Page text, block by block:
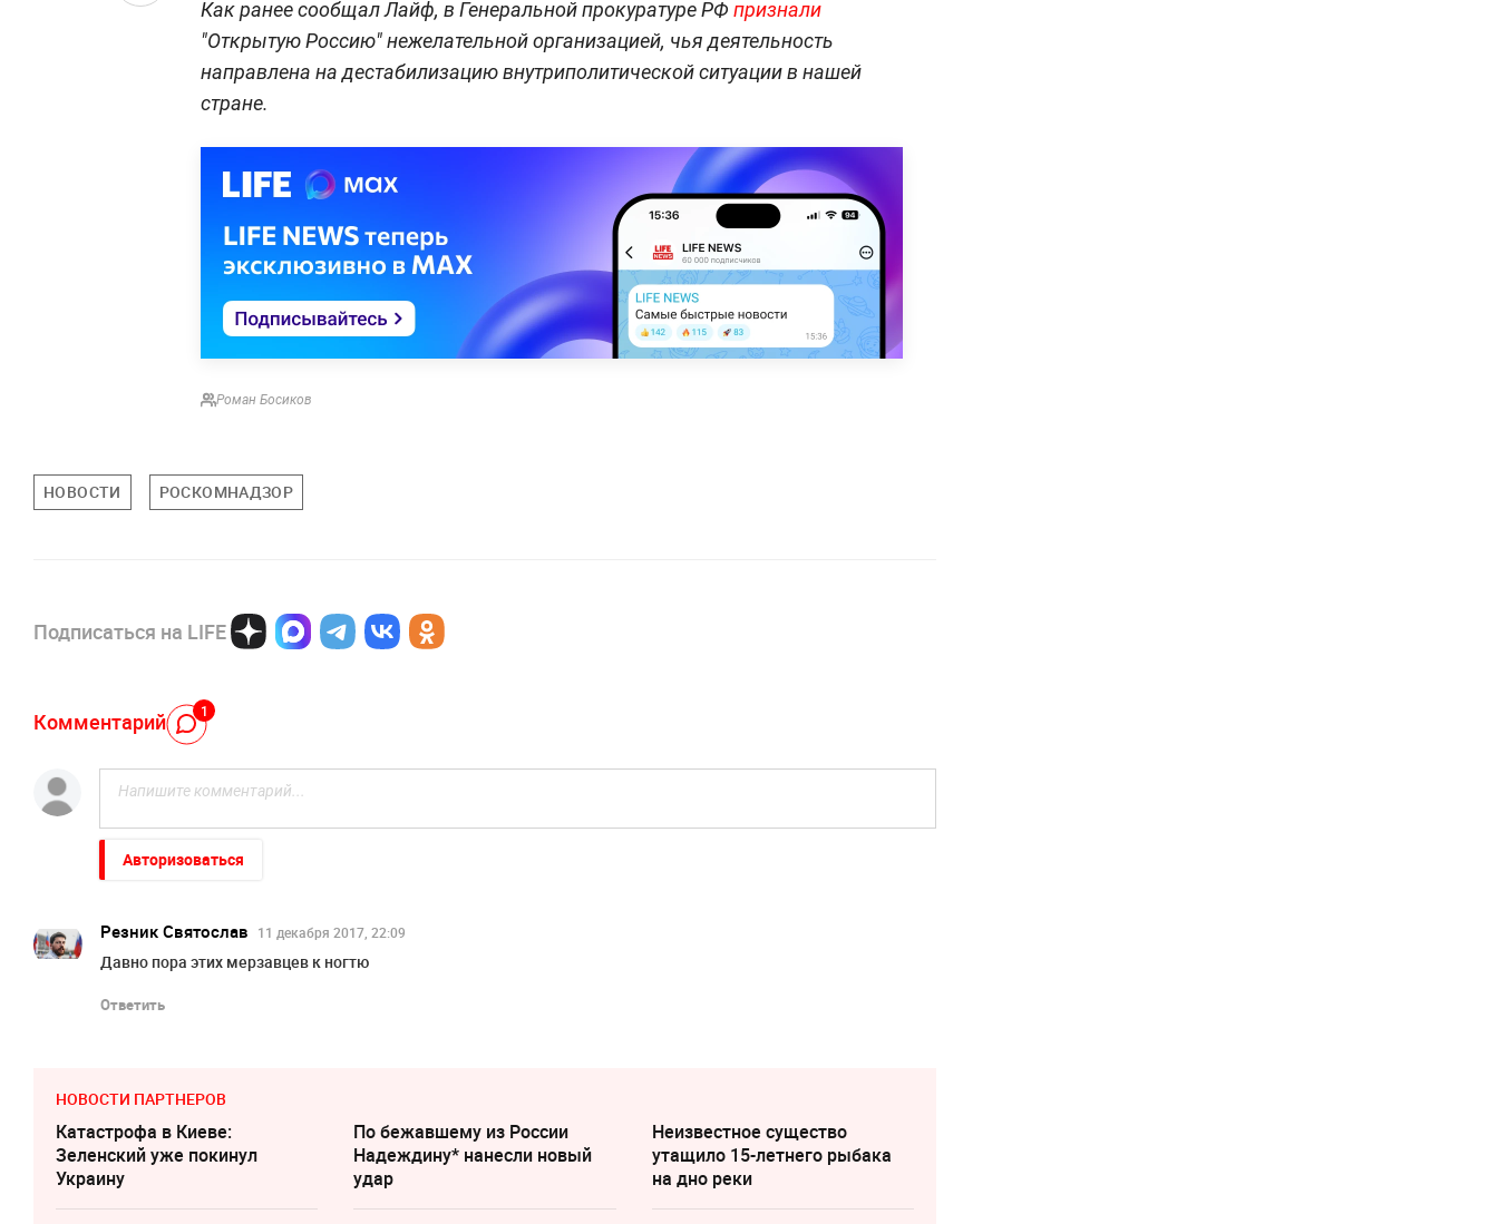
Как ранее сообщал Лайф, в Генеральной прокуратуре РФ признали
"Открытую Россию" нежелательной организацией, чья деятельность
направлена на дестабилизацию внутриполитической ситуации в нашей
стране.
Роман Босиков
НОВОСТИ РОСКОМНАДЗОР
Подписаться на LIFE
Комментарий 1
Авторизоваться
Резник Святослав 11 декабря 2017, 22:09
Давно пора этих мерзавцев к ногтю
Ответить
НОВОСТИ ПАРТНЕРОВ
Катастрофа в Киеве:
Зеленский уже покинул
Украину
По бежавшему из России
Надеждину* нанесли новый
удар
Неизвестное существо
утащило 15-летнего рыбака
на дно реки